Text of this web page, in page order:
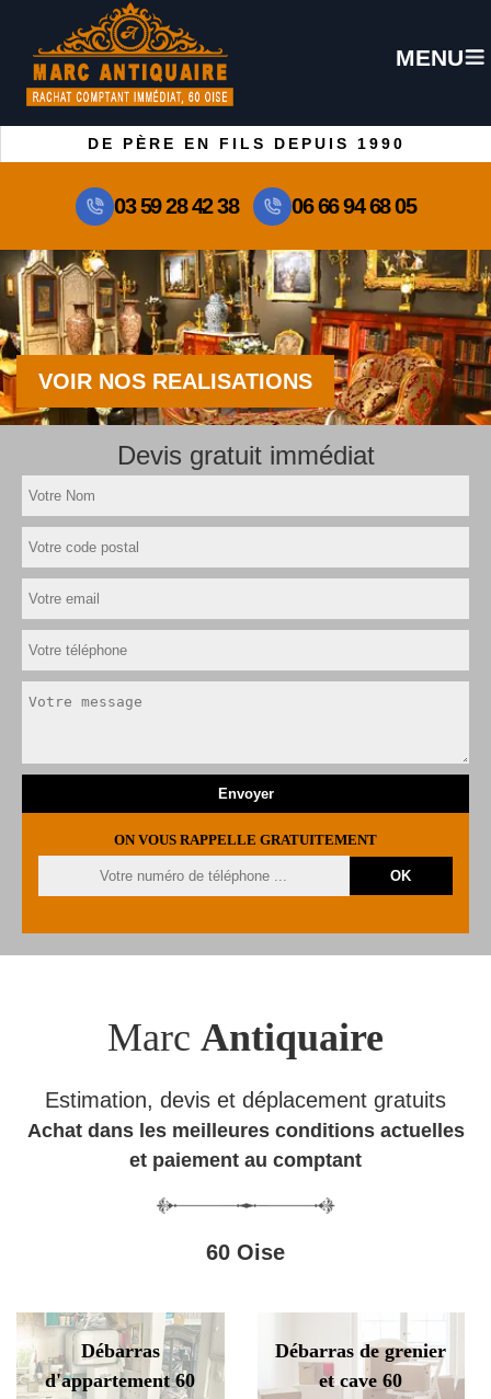
MENU
DE PÈRE EN FILS DEPUIS 1990
03 59 28 42 38 06 66 94 68 05
VOIR NOS REALISATIONS
Devis gratuit immédiat
ON VOUS RAPPELLE GRATUITEMENT
Marc Antiquaire
Estimation, devis et déplacement gratuits
Achat dans les meilleures conditions actuelles
et paiement au comptant
60 Oise
Débarras
d'appartement 60
Débarras de grenier
et cave 60